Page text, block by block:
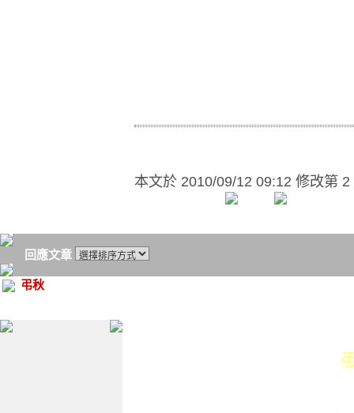
本文於 2010/09/12 09:12 修改第 2
回應文章
弔秋